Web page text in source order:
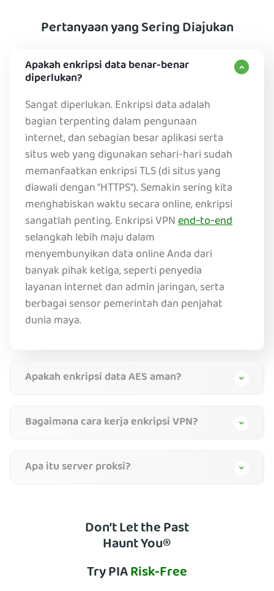
Pertanyaan yang Sering Diajukan
Apakah enkripsi data benar-benar
diperlukan?
Sangat diperlukan. Enkripsi data adalah
bagian terpenting dalam pengunaan
internet, dan sebagian besar aplikasi serta
situs web yang digunakan sehari-hari sudah
memanfaatkan enkripsi TLS (di situs yang
diawali dengan "HTTPS"). Semakin sering kita
menghabiskan waktu secara online, enkripsi
sangatlah penting. Enkripsi VPNend-to-end
selangkah lebih maju dalam
menyembunyikan data online Anda dari
banyak pihak ketiga, seperti penyedia
layanan internet dan admin jaringan, serta
berbagai sensor pemerintah dan penjahat
dunia maya.
Apakah enkripsi data AES aman?
Bagaimana cara kerja enkripsi VPN?
Apa itu server proksi?
Don’t Let the Past
Haunt You®
Try PIARisk-Free